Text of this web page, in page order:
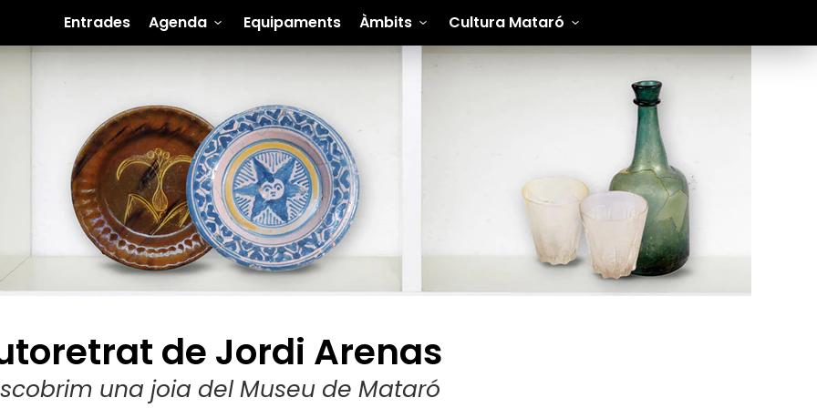
Entrades Agenda Equipaments Àmbits Cultura Mataró
de Jordi Arenas
una joia del Museu de Mataró